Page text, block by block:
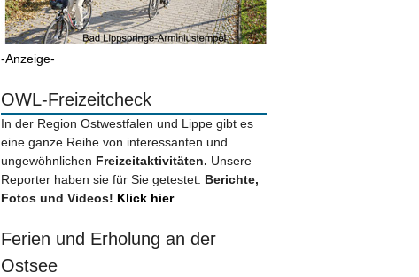
-Anzeige-
OWL-Freizeitcheck
In der Region Ostwestfalen und Lippe gibt es
eine ganze Reihe von interessanten und
ungewöhnlichen Freizeitaktivitäten. Unsere
Reporter haben sie für Sie getestet. Berichte,
Fotos und Videos! Klick hier
Ferien und Erholung an der
Ostsee